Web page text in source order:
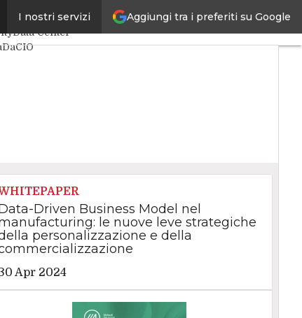
Aggiungi tra i preferiti su Google
I nostri servizi
Artificiale
Data Center
Driven Business Model nel
le nuove leve strategiche
personalizzazione e della
Apr 2024